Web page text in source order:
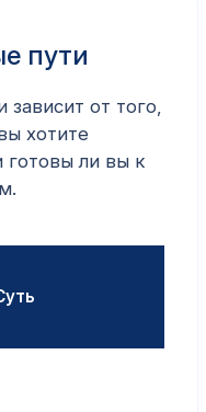
пути
от того,
хотите
готовы ли вы к